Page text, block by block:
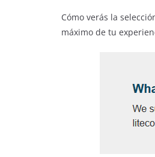
Cómo verás la
máximo de tu